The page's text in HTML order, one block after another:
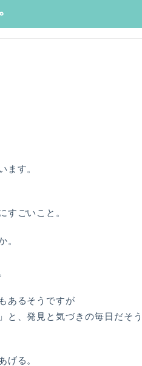
ます。
すごいこと。
。
あるそうですが
と、発見と気づきの毎日だそう
げる。